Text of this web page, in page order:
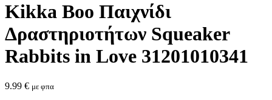
Kikka Boo Παιχνίδι
Δραστηριοτήτων Squeaker
Rabbits in Love 31201010341
9.99 € με φπα